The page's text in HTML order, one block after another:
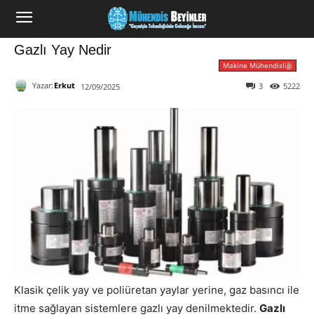
Gazlı Yay Nedir
Makine Mühendisliği
Yazar: Erkut 12/09/2025 5222
3
Klasik çelik yay ve poliüretan yaylar yerine, gaz basıncı ile
itme sağlayan sistemlere gazlı yay denilmektedir. Gazlı